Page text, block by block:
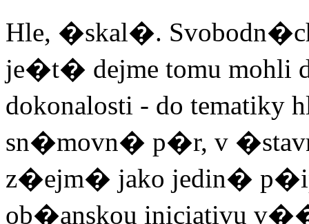
Hle, �skal�.
je�t� dejme tomu
dokonalosti - do tematiky
sn�movn� p�r, v
z�ejm� jako jedin�
ob�anskou iniciativu